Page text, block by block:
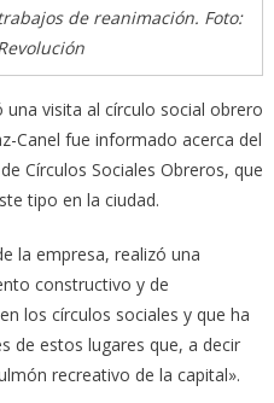
de reanimación. Foto:
visita al círculo social obrero
Canel fue informado acerca del
Círculos Sociales Obreros, que
tipo en la ciudad.
la empresa, realizó una
constructivo y de
los círculos sociales y que ha
de estos lugares que, a decir
recreativo de la capital».